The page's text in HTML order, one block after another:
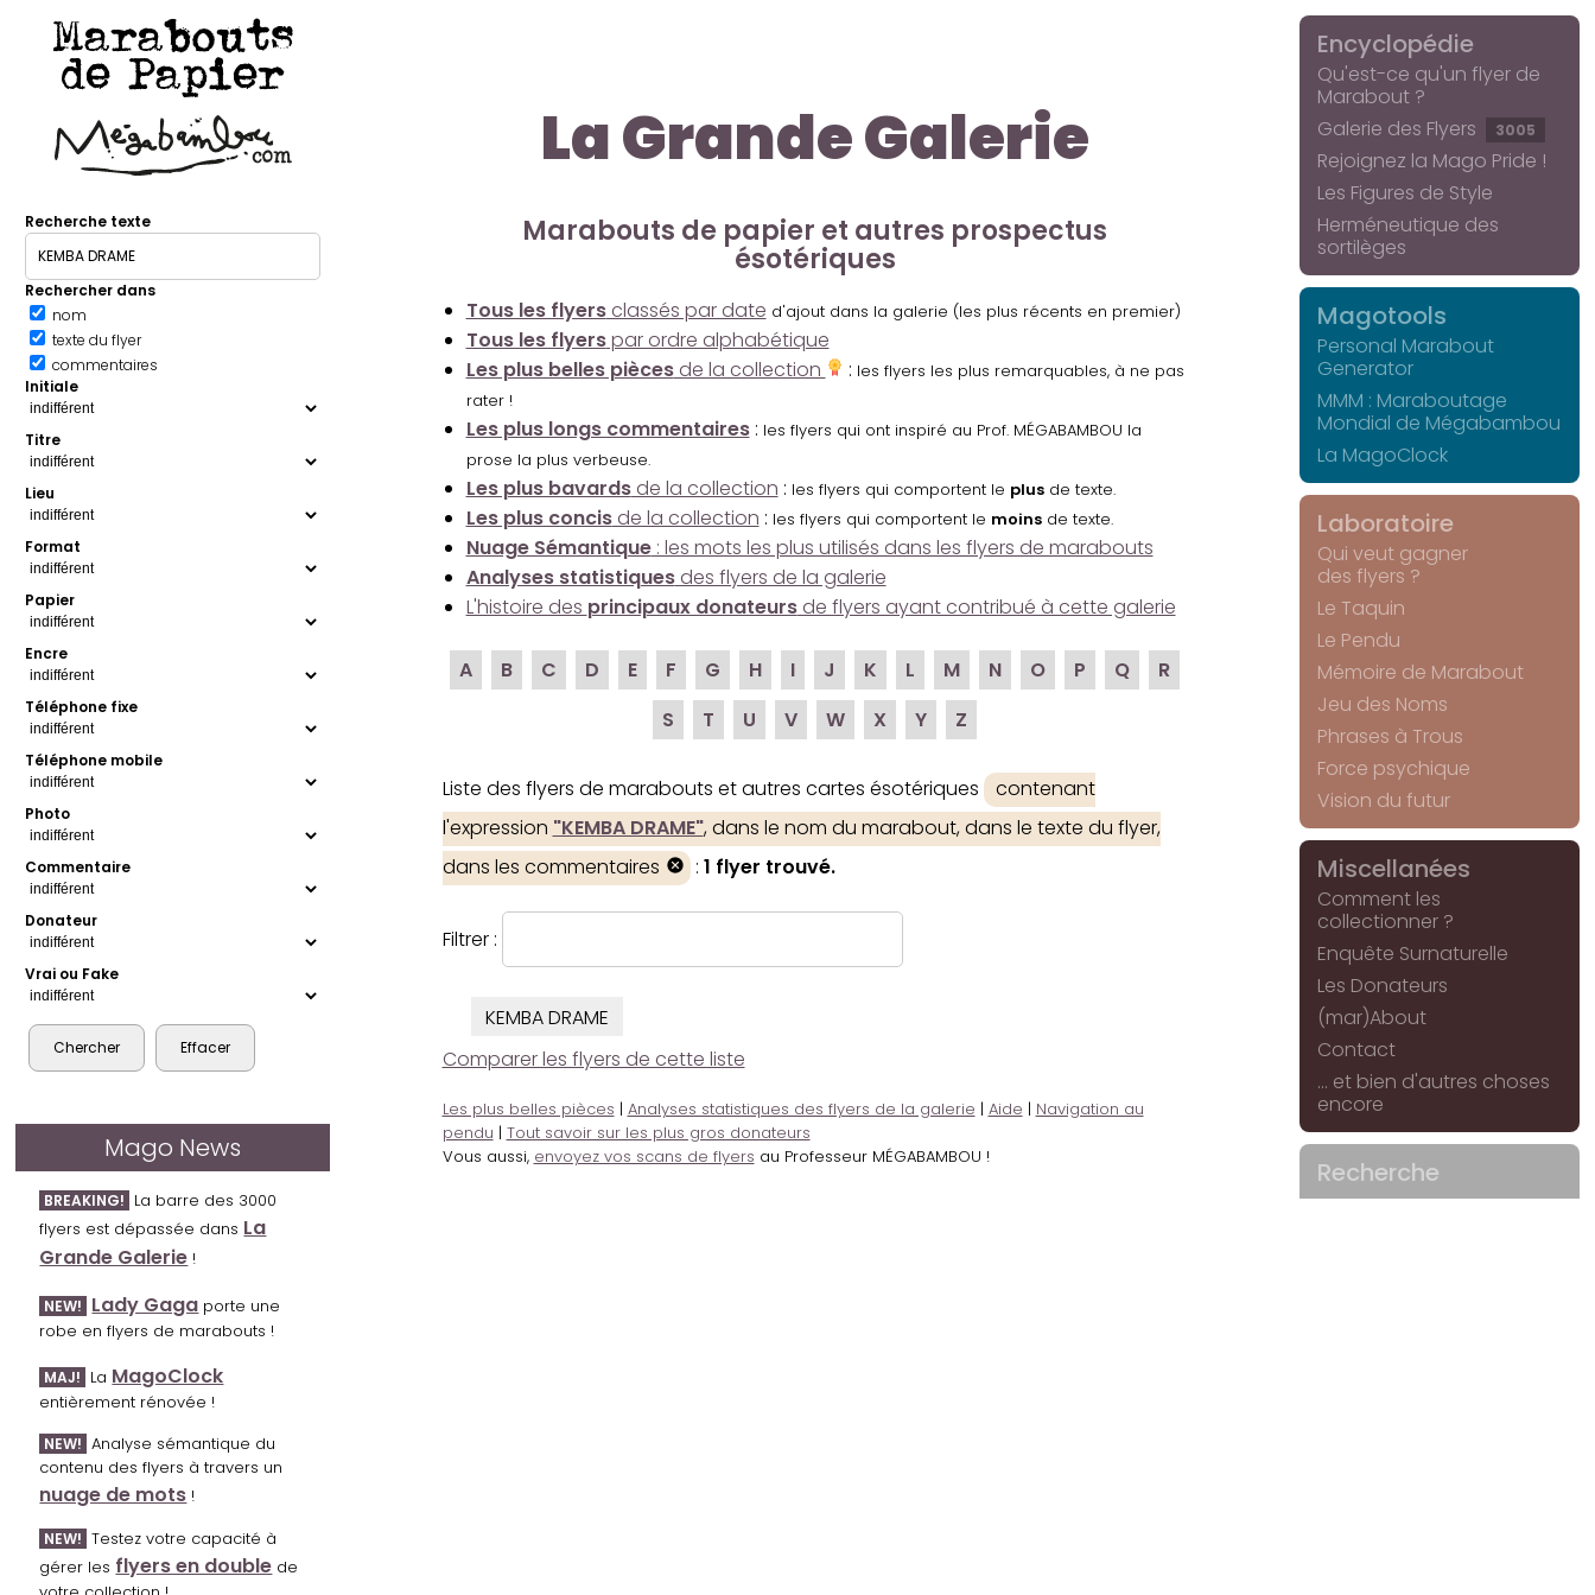
Marabouts
de Papier
Recherche texte
Rechercher dans
nom
texte du flyer
commentaires
Initiale
Titre
Lieu
Format
Papier
Encre
Téléphone fixe
Téléphone mobile
Photo
Commentaire
Donateur
Vrai ou Fake
Mago News
BREAKING! La barre des 3000
flyers est dépassée dans La
Grande Galerie !
NEW! Lady Gaga porte une
robe en flyers de marabouts !
MAJ! La MagoClock
entièrement rénovée !
NEW! Analyse sémantique du
contenu des flyers à travers un
nuage de mots !
NEW! Testez votre capacité à
gérer les flyers en double de
La Grande Galerie
Marabouts de papier et autres prospectus
ésotériques
Tous les flyersclassés par date d'ajout dans la galerie (les plus récents en premier)
Tous les flyerspar ordre alphabétique
Les plus belles piècesde la collection : les flyers les plus remarquables, à ne pas
rater !
Les plus longs commentaires: les flyers qui ont inspiré au Prof. MÉGABAMBOU la
prose la plus verbeuse.
Les plus bavardsde la collection : les flyers qui comportent le plusde texte.
Les plus concisde la collection : les flyers qui comportent le moinsde texte.
Nuage Sémantique: les mots les plus utilisés dans les flyers de marabouts
Analyses statistiquesdes flyers de la galerie
L'histoire des principaux donateursde flyers ayant contribué à cette galerie
A B C D E F G H I J K L M N O P Q
R
S
T U V W X Y Z
Liste des flyers de marabouts et autres cartes ésotériques
contenant
l'expression "KEMBA DRAME", dans le nom du marabout, dans le texte du flyer,
dans les commentaires
: 1 flyer trouvé.
Filtrer :
KEMBA DRAME
Comparer les flyers de cette liste
Les plus belles pièces | Analyses statistiques des flyers de la galerie | Aide | Navigation au
pendu | Tout savoir sur les plus gros donateurs
Vous aussi, envoyez vos scans de flyers au Professeur MÉGABAMBOU !
Encyclopédie
Qu'est-ce qu'un flyer de
Marabout ?
Galerie des Flyers
3005
Rejoignez la Mago Pride !
Les Figures de Style
Herméneutique des
sortilèges
Magotools
Personal Marabout
Generator
MMM : Maraboutage
Mondial de Mégabambou
La MagoClock
Laboratoire
Qui veut gagner
des flyers ?
Le Taquin
Le Pendu
Mémoire de Marabout
Jeu des Noms
Phrases à Trous
Force psychique
Vision du futur
Miscellanées
Comment les
collectionner ?
Enquête Surnaturelle
Les Donateurs
(mar)About
Contact
... et bien d'autres choses
encore
Recherche